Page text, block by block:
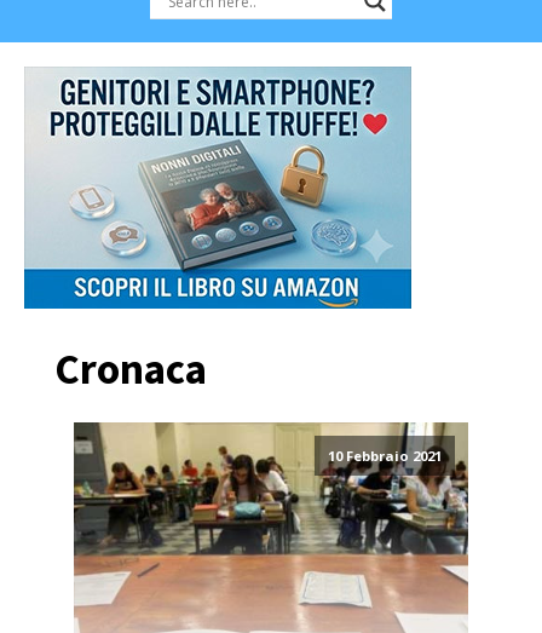
Cronaca
10 Febbraio 2021